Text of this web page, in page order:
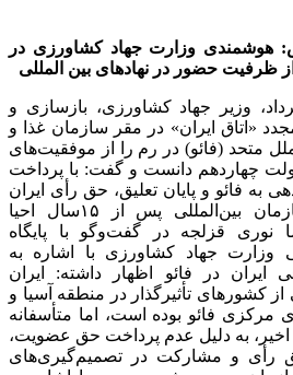
وزیر جهاد کشاورزی، بازسازی و
«اتاق ایران» در مقر سازمان غذا و
متحد (فائو) در رم را از موفقیت‌های
چهاردهم دانست و گفت: با پرداخت
به فائو و پایان تعلیق، حق رأی ایران
بین‌المللی پس از ١ ۵ سال احیا
نوری قزلجه در گفت‌وگو با پایگاه
وزارت جهاد کشاورزی با اشاره به
ایران در فائو اظهار داشته: ایران
از کشورهای تأثیرگذار در منطقه آسیا و
فائو بوده است، اما متأسفانه
به دلیل عدم پرداخت حق عضویت،
رأی و مشارکت در تصمیم‌گیری‌های